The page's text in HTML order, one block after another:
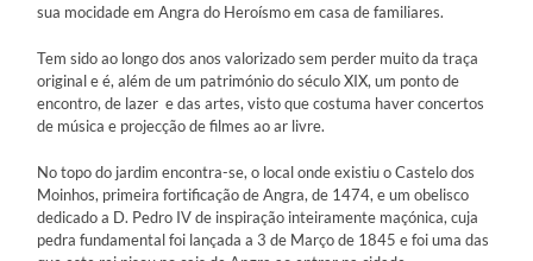
sua mocidade em Angra do Heroísmo em casa de familiares.
Tem sido ao longo dos anos valorizado sem perder muito da traça
original e é, além de um património do século XIX, um ponto de
encontro, de lazer e das artes, visto que costuma haver concertos
de música e projecção de filmes ao ar livre.
No topo do jardim encontra-se, o local onde existiu o Castelo dos
Moinhos, primeira fortificação de Angra, de 1474, e um obelisco
dedicado a D. Pedro IV de inspiração inteiramente maçónica, cuja
pedra fundamental foi lançada a 3 de Março de 1845 e foi uma das